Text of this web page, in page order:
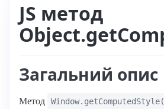
JS метод
Загальний опис
Метод